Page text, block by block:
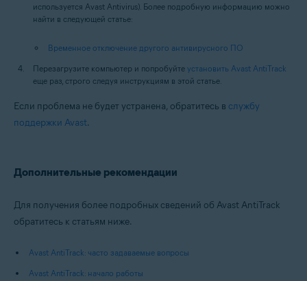
используется Avast Antivirus). Более подробную информацию можно
найти в следующей статье:
Временное отключение другого антивирусного ПО
Перезагрузите компьютер и попробуйте установить Avast AntiTrack
еще раз, строго следуя инструкциям в этой статье.
Если проблема не будет устранена, обратитесь в службу
поддержки Avast.
Дополнительные рекомендации
Для получения более подробных сведений об Avast AntiTrack
обратитесь к статьям ниже.
Avast AntiTrack: часто задаваемые вопросы
Avast AntiTrack: начало работы